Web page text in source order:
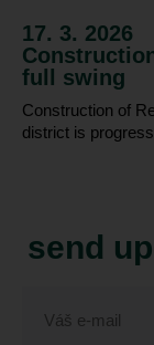
17. 3. 2026
full swing
Construction of
district is
send